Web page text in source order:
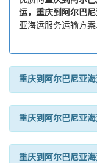
运，重庆到阿尔巴
亚海运服务运输方案
重庆到阿尔巴尼亚
重庆到阿尔巴尼亚
重庆到阿尔巴尼亚